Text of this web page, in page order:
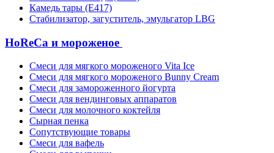
Камедь тары (Е417)
Стабилизатор, загуститель, эмульгатор LBG
HoReCa и мороженое
Смеси для мягкого мороженого Vita Ice
Смеси для мягкого мороженого Bunny Cream
Смеси для замороженного йогурта
Смеси для вендинговых аппаратов
Смеси для молочного коктейля
Сырная пенка
Сопутствующие товары
Смеси для вафель